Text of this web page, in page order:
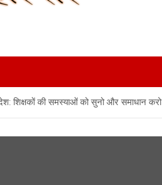
शिक्षकों की समस्याओं को सुनो और समाधान करो